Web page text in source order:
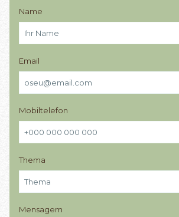
Name
Email
Mobiltelefon
Thema
Mensagem